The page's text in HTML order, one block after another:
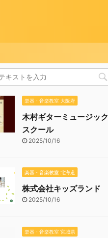
楽器・音楽教室 大阪府
木村ギターミュージック
スクール
2025/10/16
楽器・音楽教室 北海道
株式会社キッズランド
2025/10/16
楽器・音楽教室 宮城県